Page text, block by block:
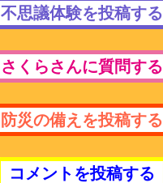
不思議体験を投稿する
さくらさんに質問する
防災の備えを投稿する
コメントを投稿する